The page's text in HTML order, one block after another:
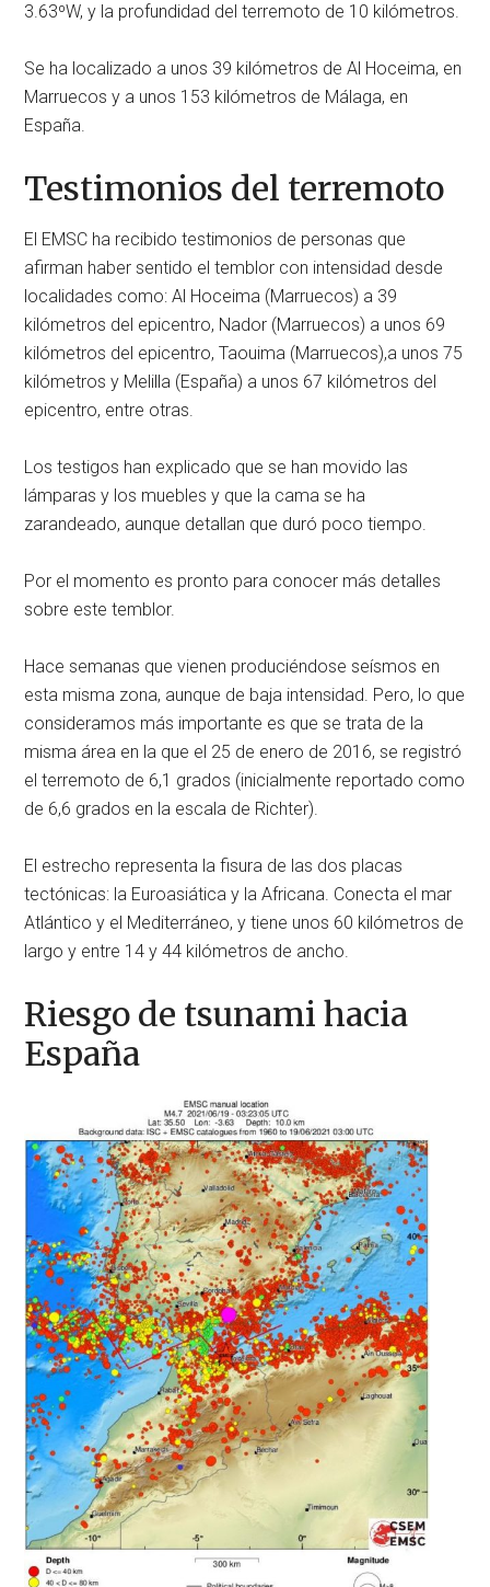
3.63ºW, y la profundidad del terremoto de 10 kilómetros.
Se ha localizado a unos 39 kilómetros de Al Hoceima, en
Marruecos y a unos 153 kilómetros de Málaga, en
España.
Testimonios del terremoto
El EMSC ha recibido testimonios de personas que
afirman haber sentido el temblor con intensidad desde
localidades como: Al Hoceima (Marruecos) a 39
kilómetros del epicentro, Nador (Marruecos) a unos 69
kilómetros del epicentro, Taouima (Marruecos),a unos 75
kilómetros y Melilla (España) a unos 67 kilómetros del
epicentro, entre otras.
Los testigos han explicado que se han movido las
lámparas y los muebles y que la cama se ha
zarandeado, aunque detallan que duró poco tiempo.
Por el momento es pronto para conocer más detalles
sobre este temblor.
Hace semanas que vienen produciéndose seísmos en
esta misma zona, aunque de baja intensidad. Pero, lo que
consideramos más importante es que se trata de la
misma área en la que el 25 de enero de 2016, se registró
el terremoto de 6,1 grados (inicialmente reportado como
de 6,6 grados en la escala de Richter).
El estrecho representa la fisura de las dos placas
tectónicas: la Euroasiática y la Africana. Conecta el mar
Atlántico y el Mediterráneo, y tiene unos 60 kilómetros de
largo y entre 14 y 44 kilómetros de ancho.
Riesgo de tsunami hacia
España